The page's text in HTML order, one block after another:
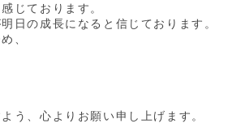
じております。
日の成長になると信じております。
、
う、心よりお願い申し上げます。